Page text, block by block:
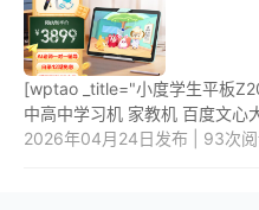
[wptao _title="小度学生平板
中高中学习机 家教机 百度文心
price="4099" url="https://
2026年04月24日发布 | 93次